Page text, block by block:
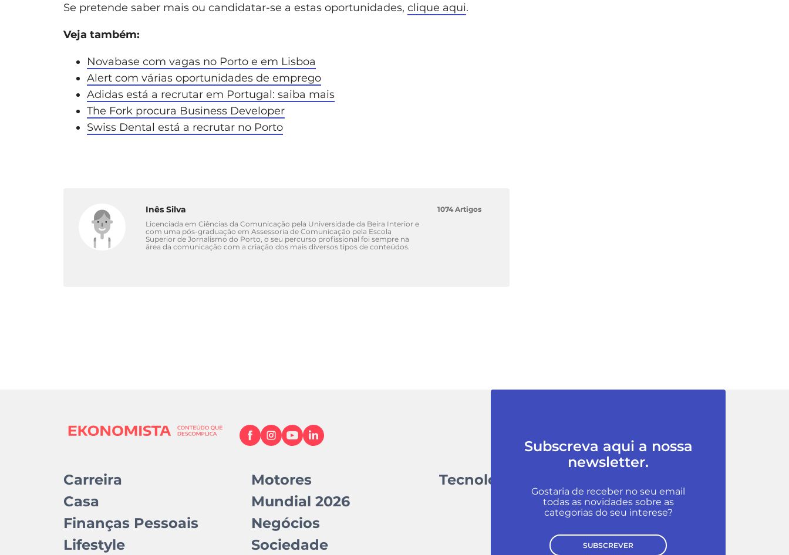
Se pretende saber mais ou candidatar-se a estas oportunidades, clique aqui.
Veja também:
Novabase com vagas no Porto e em Lisboa
Alert com várias oportunidades de emprego
Adidas está a recrutar em Portugal: saiba mais
The Fork procura Business Developer
Swiss Dental está a recrutar no Porto
Inês Silva
Licenciada em Ciências da Comunicação pela Universidade da Beira Interior e
com uma pós-graduação em Assessoria de Comunicação pela Escola
Superior de Jornalismo do Porto, o seu percurso profissional foi sempre na
área da comunicação com a criação dos mais diversos tipos de conteúdos.
1074 Artigos
Carreira
Casa
Finanças Pessoais
Lifestyle
Motores
Mundial 2026
Negócios
Sociedade
Tecnologia
Subscreva aqui a nossa
newsletter.
Gostaria de receber no seu email
todas as novidades sobre as
categorias do seu interese?
SUBSCREVER